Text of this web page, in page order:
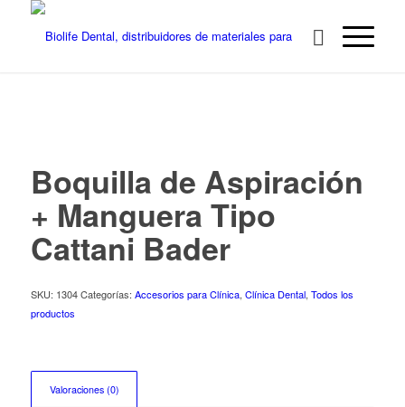
Boquilla de Aspiración
+ Manguera Tipo
Cattani Bader
SKU: 1304 Categorías: Accesorios para Clínica, Clínica Dental, Todos los
productos
Valoraciones (0)